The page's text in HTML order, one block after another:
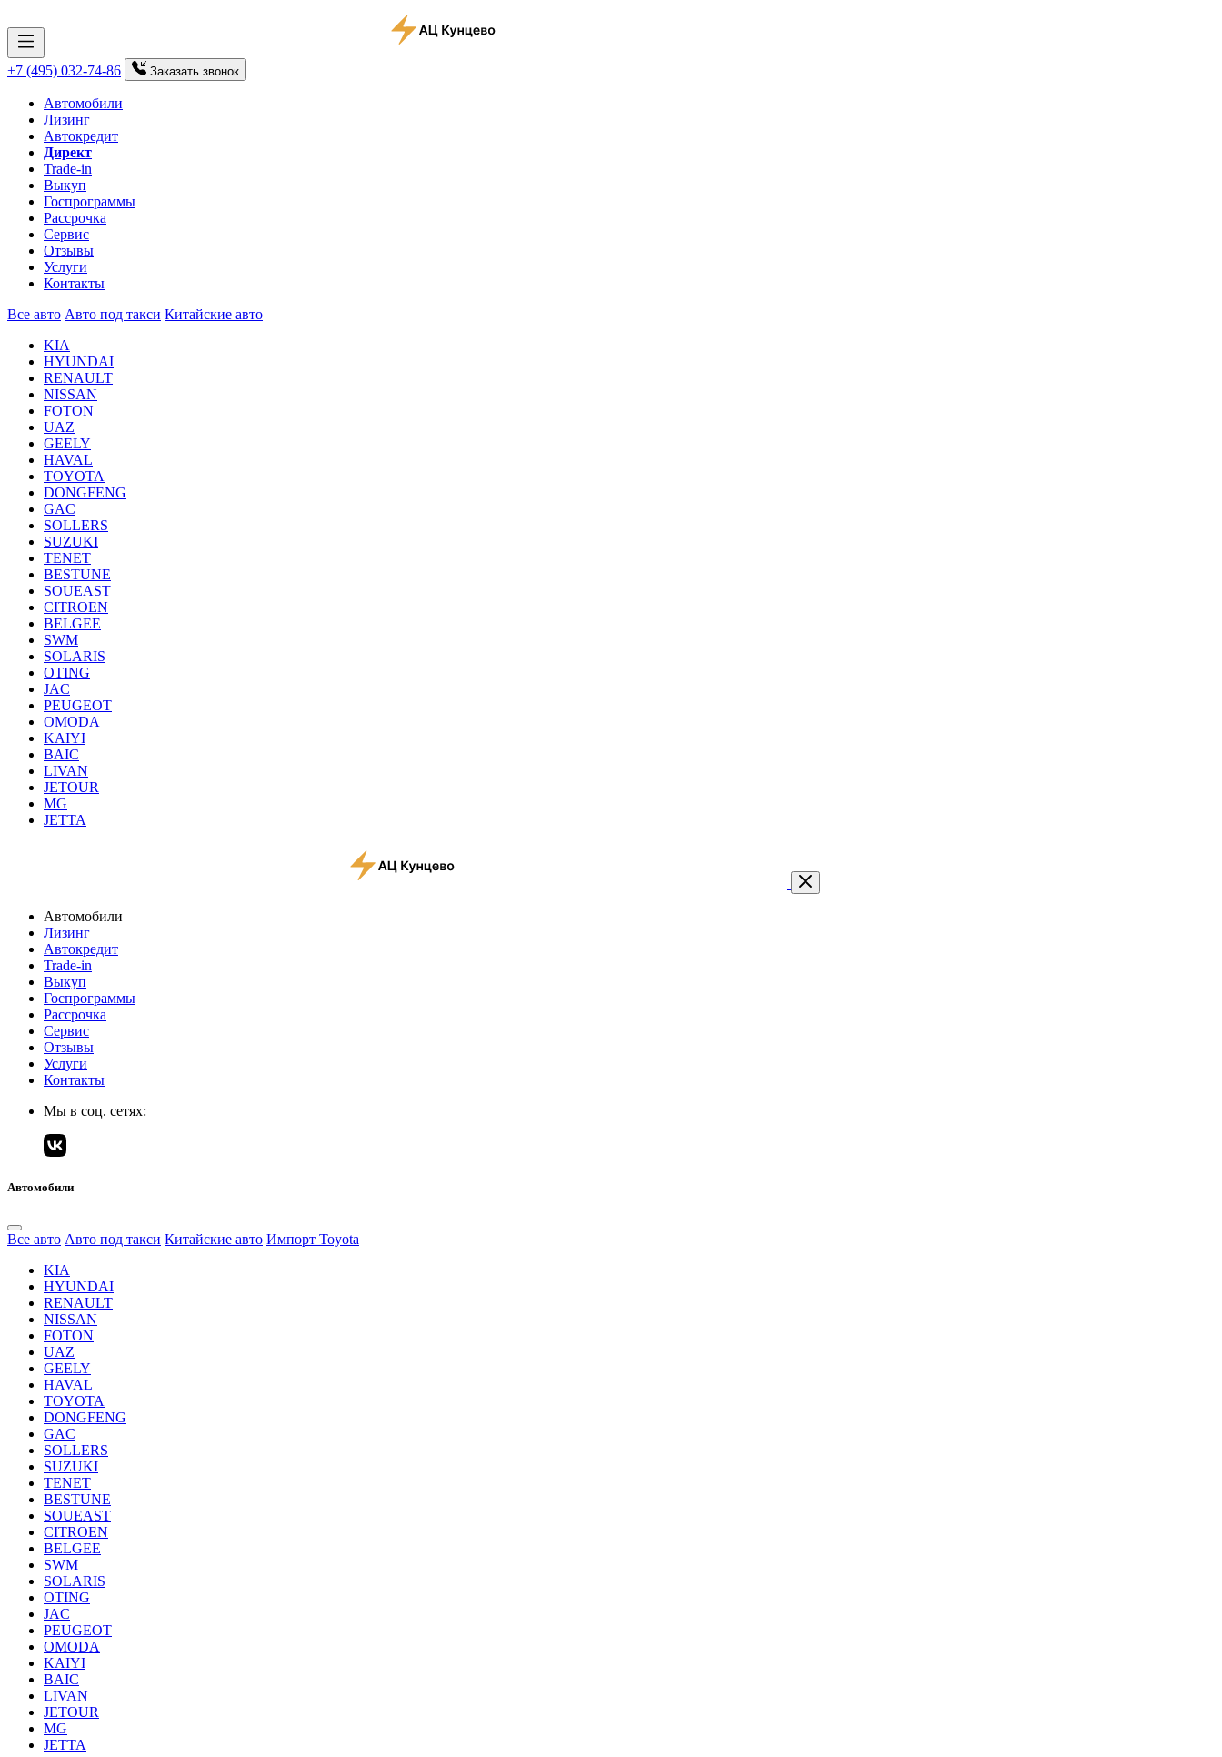
+7 (495) 032-74-86 Заказать звонок
Автомобили
Лизинг
Автокредит
Директ
Trade-in
Выкуп
Госпрограммы
Рассрочка
Сервис
Отзывы
Услуги
Контакты
Все авто Авто под такси Китайские авто
KIA
HYUNDAI
RENAULT
NISSAN
FOTON
UAZ
GEELY
HAVAL
TOYOTA
DONGFENG
GAC
SOLLERS
SUZUKI
TENET
BESTUNE
SOUEAST
CITROEN
BELGEE
SWM
SOLARIS
OTING
JAC
PEUGEOT
OMODA
KAIYI
BAIC
LIVAN
JETOUR
MG
JETTA
Автомобили
Лизинг
Автокредит
Trade-in
Выкуп
Госпрограммы
Рассрочка
Сервис
Отзывы
Услуги
Контакты
Мы в соц. сетях:
Автомобили
Все авто Авто под такси Китайские авто Импорт Toyota
KIA
HYUNDAI
RENAULT
NISSAN
FOTON
UAZ
GEELY
HAVAL
TOYOTA
DONGFENG
GAC
SOLLERS
SUZUKI
TENET
BESTUNE
SOUEAST
CITROEN
BELGEE
SWM
SOLARIS
OTING
JAC
PEUGEOT
OMODA
KAIYI
BAIC
LIVAN
JETOUR
MG
JETTA